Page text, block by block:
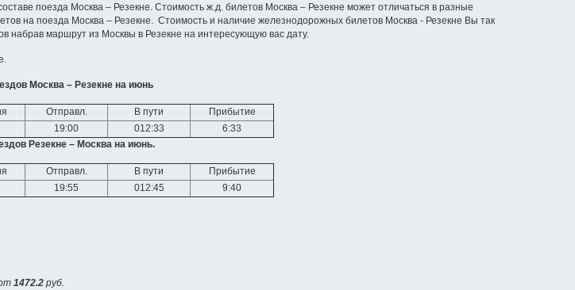
поезда Москва – Резекне. Стоимость ж.д. билетов Москва – Резекне может отличаться в разные
на поезда Москва – Резекне. Стоимость и наличие железнодорожных билетов Москва - Резекне Вы так
набрав маршрут из Москвы в Резекне на интересующую вас дату.
Москва – Резекне на июнь
Отправл. В пути
Прибытие
19:00 012:33
6:33
Резекне – Москва на июнь.
Отправл. В пути
Прибытие
19:55 012:45
9:40
1472.2 руб.